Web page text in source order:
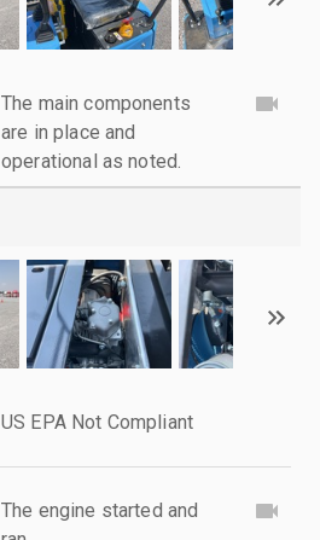
The main components
are in place and
operational as noted.
US EPA Not Compliant
The engine started and